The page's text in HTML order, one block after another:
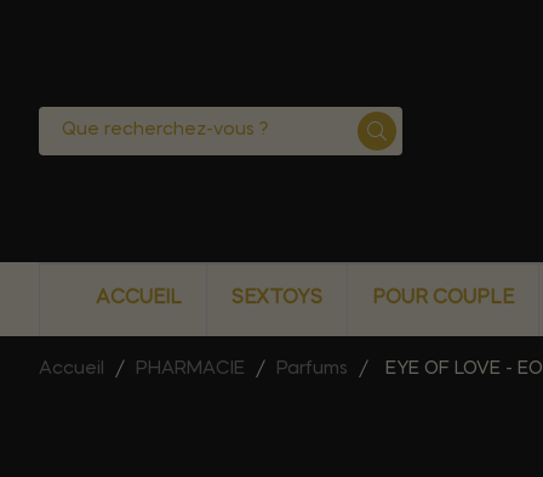
ACCUEIL SEXTOYS POUR COUPLE
Accueil PHARMACIE Parfums EYE OF LOVE -